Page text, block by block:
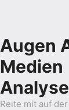
Augen
Medien
Analyse
Reite mit auf